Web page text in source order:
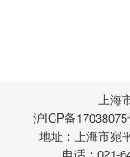
上海
沪ICP备
地址：上海市宛